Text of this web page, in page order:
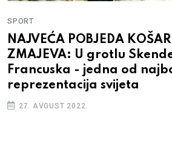
SPORT
NAJVEĆA POBJEDA
ZMAJEVA: U grotlu
Francuska - jedna od
reprezentacija svijeta
27. AVGUST 2022.